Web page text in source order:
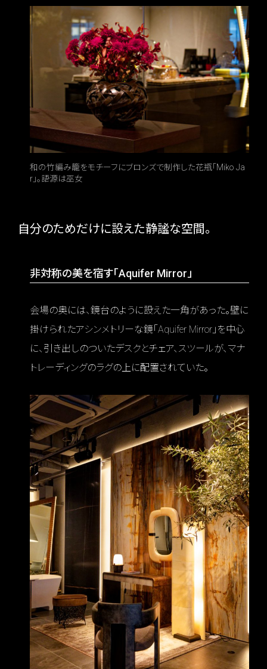
和の竹編み籠をモチーフにブロンズで制作した花瓶「Miko Ja
r」。語源は巫女
自分のためだけに設えた静謐な空間。
非対称の美を宿す「Aquifer Mirror」
会場の奥には、鏡台のように設えた一角があった。壁に
掛けられたアシンメトリーな鏡「Aquifer Mirror」を中心
に、引き出しのついたデスクとチェア、スツールが、マナ
トレーディングのラグの上に配置されていた。